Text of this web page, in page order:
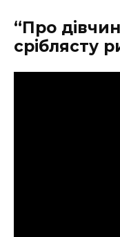
“Про
сріблясту